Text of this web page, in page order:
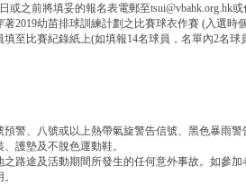
或之前將填妥的報名表電郵至tsui@vbahk.org.hk或
2019幼苗排球訓練計劃之比賽球衣作賽 (入選時
填至比賽紀錄紙上(如填報14名球員，名單內2名
警、八號或以上熱帶氣旋警告信號、黑色暴雨警
護墊及不脫色運動鞋。
路途及活動期間所發生的任何意外事故。如參